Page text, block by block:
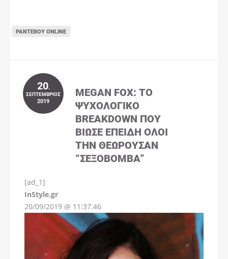
ΡΑΝΤΕΒΟΎ ONLINE
20.
ΣΕΠΤΈΜΒΡΙΟΣ
2019
MEGAN FOX: ΤΟ
ΨΥΧΟΛΟΓΙΚΌ
BREAKDOWN ΠΟΥ
ΒΊΩΣΕ ΕΠΕΙΔΉ ΌΛΟΙ
ΤΗΝ ΘΕΩΡΟΎΣΑΝ
“ΣΕΞΟΒΌΜΒΑ”
[ad_1]
InStyle.gr
20/09/2019 @ 11:37:46